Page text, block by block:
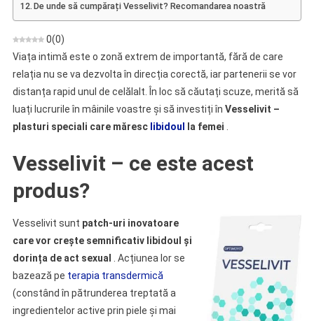
De unde să cumpărați Vesselivit? Recomandarea noastră
0(0)
Viața intimă este o zonă extrem de importantă, fără de care
relația nu se va dezvolta în direcția corectă, iar partenerii se vor
distanța rapid unul de celălalt. În loc să căutați scuze, merită să
luați lucrurile în mâinile voastre și să investiți în Vesselivit –
plasturi speciali care măresc libidoul la femei
Vesselivit – ce este acest
produs?
Vesselivit sunt patch-uri inovatoare
care vor crește semnificativ libidoul și
dorința de act sexual
. Acțiunea lor se
bazează pe terapia transdermică
(constând în pătrunderea treptată a
ingredientelor active prin piele și mai